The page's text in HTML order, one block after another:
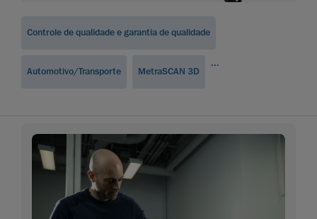
Controle de qualidade e garantia de qualidade
Automotivo/Transporte MetraSCAN 3D
...